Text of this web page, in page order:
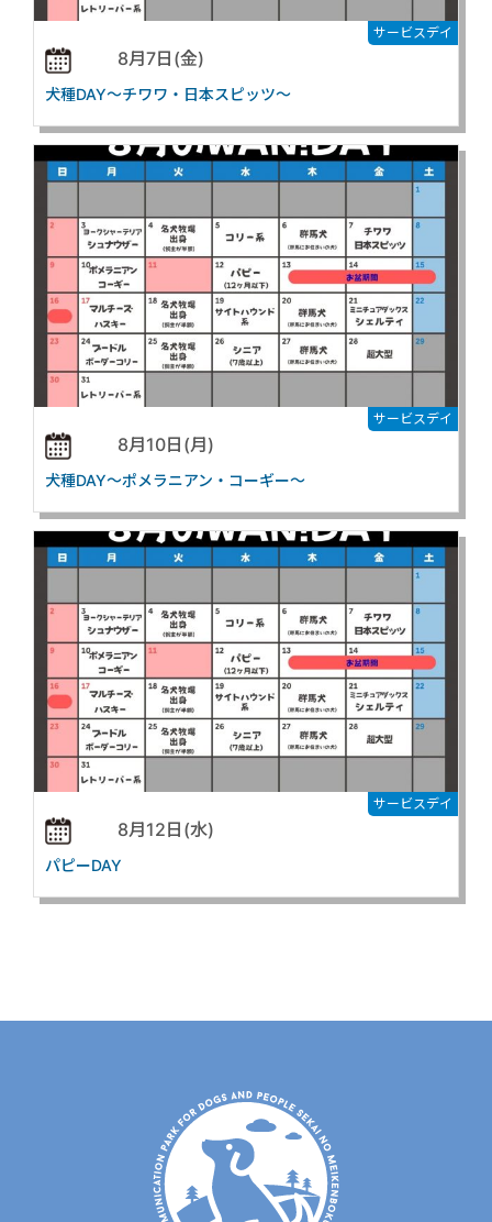
サービスデイ
8月7日(金)
犬種DAY～チワワ・日本スピッツ～
サービスデイ
8月10日(月)
犬種DAY～ポメラニアン・コーギー～
サービスデイ
8月12日(水)
パピーDAY